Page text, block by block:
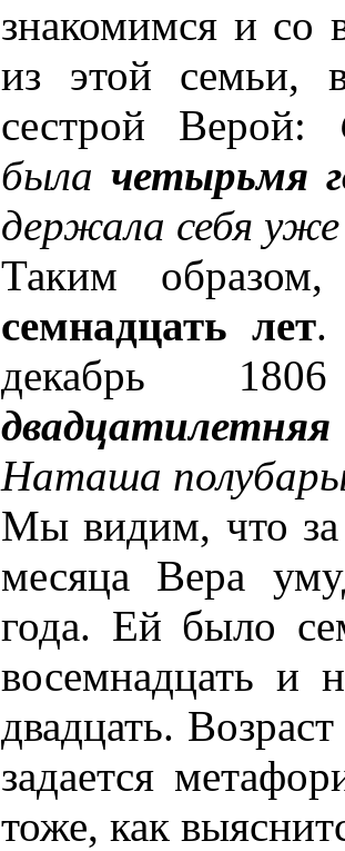
знакомимся и со
из этой семьи,
сестрой Верой:
была четырьмя
держала себя
Таким
семнадцать лет.
декабрь
двадцатилетняя
Наташа
Мы видим, что
месяца Вера
года. Ей было
восемнадцать и
двадцать.
задается
тоже, как